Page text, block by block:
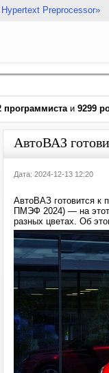
Preprocessor»
программистаи 9299
АвтоВАЗ
Дата: 2024-12-13 12:20
АвтоВАЗ готовится к
ПМЭФ 2024) — на этот
разных цветах. Об